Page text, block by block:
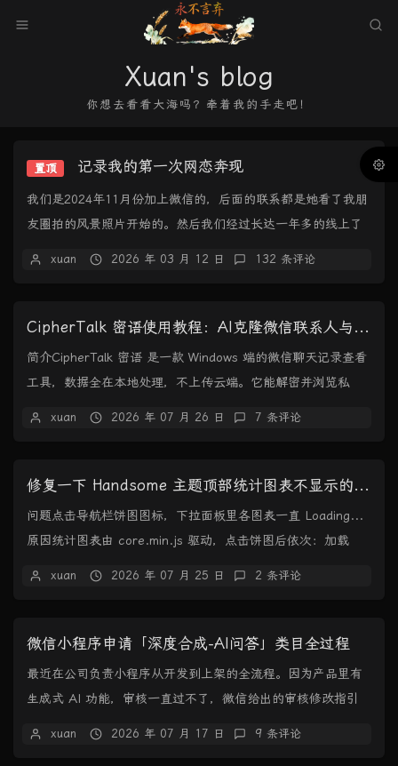
Xuan's blog
你想去看看大海吗？牵着我的手走吧！
置顶 记录我的第一次网恋奔现
我们是2024年11月份加上微信的，后面的联系都是她看了我朋
友圈拍的风景照片开始的。然后我们经过长达一年多的线上了
xuan 2026 年 03 月 12 日 132 条评论
CipherTalk 密语使用教程：AI克隆微信联系人与聊天记录导出
简介CipherTalk 密语 是一款 Windows 端的微信聊天记录查看
工具，数据全在本地处理，不上传云端。它能解密并浏览私
xuan 2026 年 07 月 26 日 7 条评论
修复一下 Handsome 主题顶部统计图表不显示的问题
问题点击导航栏饼图图标，下拉面板里各图表一直 Loading...
原因统计图表由 core.min.js 驱动，点击饼图后依次：加载
xuan 2026 年 07 月 25 日 2 条评论
微信小程序申请「深度合成-AI问答」类目全过程
最近在公司负责小程序从开发到上架的全流程。因为产品里有
生成式 AI 功能，审核一直过不了，微信给出的审核修改指引
xuan 2026 年 07 月 17 日 9 条评论